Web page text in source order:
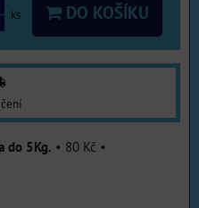
ks DO KOŠÍKU
do 5Kg. • 80 Kč •